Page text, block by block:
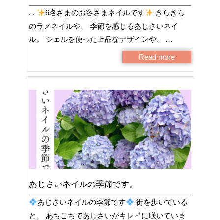
. . 6名さまのお客さまネイルです
きらきら
のラメネイルや、 季節を感じるあじさいネイ
ル。 シェルを使った上品なデザインや、 …
Read more
あじさいネイルの季節です。
あじさいネイルの季節です
街を歩いている
と、 あちこちであじさいがキレイに咲いていま